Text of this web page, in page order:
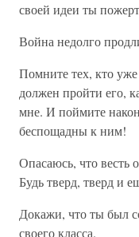
своей идеи ты
Война недолго
Помните тех, кто
должен пройти его,
мне. И поймите
беспощадны к ним!
Опасаюсь, что весть
Будь тверд, тверд и
Докажи, что ты был
своего класса.